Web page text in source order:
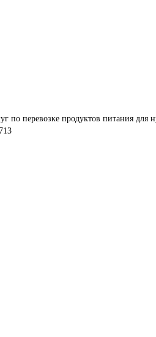
по перевозке продуктов питания